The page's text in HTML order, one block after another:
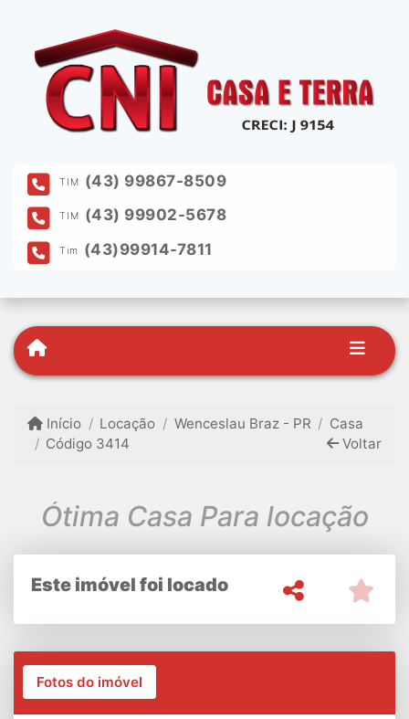
TIM (43) 99867-8509
TIM (43) 99902-5678
Tim (43)99914-7811
Início Locação Wenceslau Braz - PR
Casa
Código 3414
Voltar
Ótima Casa Para locação
Este imóvel foi locado
Fotos do imóvel